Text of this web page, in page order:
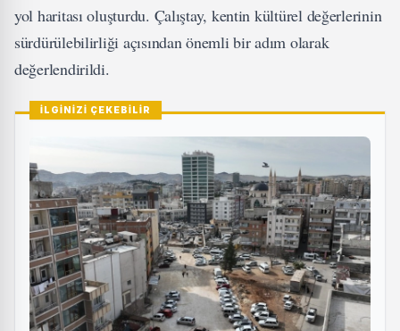
yol haritası oluşturdu. Çalıştay, kentin kültürel değerlerinin
sürdürülebilirliği açısından önemli bir adım olarak
değerlendirildi.
İLGİNİZİ ÇEKEBİLİR